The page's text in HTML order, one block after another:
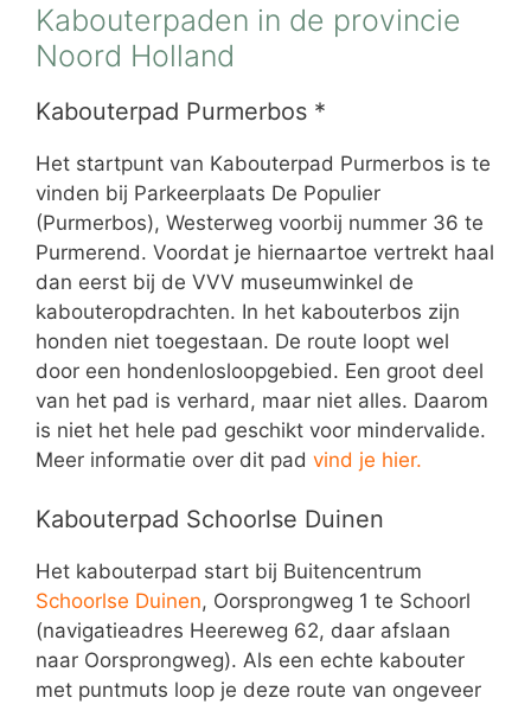
Kabouterpaden in de provincie
Noord Holland
Kabouterpad Purmerbos *
Het startpunt van Kabouterpad Purmerbos is te
vinden bij Parkeerplaats De Populier
(Purmerbos), Westerweg voorbij nummer 36 te
Purmerend. Voordat je hiernaartoe vertrekt haal
dan eerst bij de VVV museumwinkel de
kabouteropdrachten. In het kabouterbos zijn
honden niet toegestaan. De route loopt wel
door een hondenlosloopgebied. Een groot deel
van het pad is verhard, maar niet alles. Daarom
is niet het hele pad geschikt voor mindervalide.
Meer informatie over dit pad vind je hier.
Kabouterpad Schoorlse Duinen
Het kabouterpad start bij Buitencentrum
Schoorlse Duinen, Oorsprongweg 1 te Schoorl
(navigatieadres Heereweg 62, daar afslaan
naar Oorsprongweg). Als een echte kabouter
met puntmuts loop je deze route van ongeveer